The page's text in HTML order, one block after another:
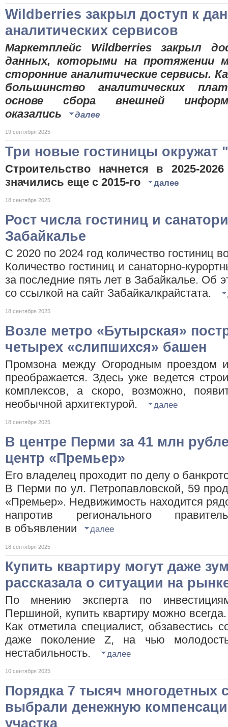
Wildberries закрыл доступ к
аналитических сервисов
Маркетплейс Wildberries закрыл
данных, которыми на протяжении
сторонние аналитические сервисы.
большинство аналитических
основе сбора внешней
оказались
далее
19 сентября 2025
Три новые гостиницы окружат
Строительство начнется в 2025-
значились еще с 2015-го
далее
18 сентября 2025
Рост числа гостиниц и
Забайкалье
С 2020 по 2024 год количество гостиниц
Количество гостиниц и санаторно-
за последние пять лет в Забайкалье. Об
со ссылкой на сайт Забайкалкрайстата.
18 сентября 2025
Возле метро «Бутырская»
четырех «слипшихся» башен
Промзона между Огородным проездом
преображается. Здесь уже ведется
комплексов, а скоро, возможно,
необычной архитектурой.
далее
18 сентября 2025
В центре Перми за 41 млн
центр «Премьер»
Его владелец проходит по делу о
В Перми по ул. Петропавловской, 59
«Премьер». Недвижимость находится
напротив регионального
в объявлении
далее
18 сентября 2025
Купить квартиру могут даже
рассказала о ситуации на
По мнению эксперта по
Першиной, купить квартиру можно
Как отметила специалист, обзавестись
даже поколение Z, на чью
нестабильность.
далее
10 сентября 2025
Порядка 7 тысяч многодетных
выбрали денежную
участка